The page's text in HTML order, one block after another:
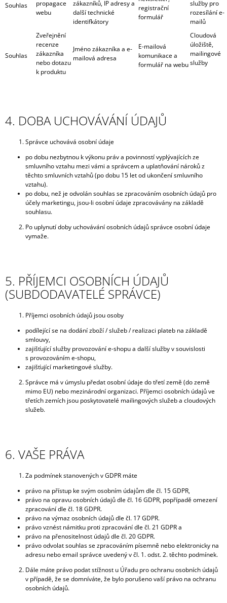
Souhlas
propagace
webu
zákazníků, IP adresy a
další technické
identifkátory
registrační
formulář
služby pro
rozesílání e-
mailů
Souhlas
Zveřejnění
recenze
zákazníka
nebo dotazu
k produktu
Jméno zákazníka a e-
mailová adresa
E-mailová
komunikace a
formulář na webu
Cloudová
úložiště,
mailingové
služby
4. DOBA UCHOVÁVÁNÍ ÚDAJŮ
Správce uchovává osobní údaje
po dobu nezbytnou k výkonu práv a povinností vyplývajících ze
smluvního vztahu mezi vámi a správcem a uplatňování nároků z
těchto smluvních vztahů (po dobu 15 let od ukončení smluvního
vztahu).
po dobu, než je odvolán souhlas se zpracováním osobních údajů pro
účely marketingu, jsou-li osobní údaje zpracovávány na základě
souhlasu.
Po uplynutí doby uchovávání osobních údajů správce osobní údaje
vymaže.
5. PŘÍJEMCI OSOBNÍCH ÚDAJŮ
(SUBDODAVATELÉ SPRÁVCE)
Příjemci osobních údajů jsou osoby
podílející se na dodání zboží / služeb / realizaci plateb na základě
smlouvy,
zajišťující služby provozování e-shopu a další služby v souvislosti
s provozováním e-shopu,
zajišťující marketingové služby.
Správce má v úmyslu předat osobní údaje do třetí země (do země
mimo EU) nebo mezinárodní organizaci. Příjemci osobních údajů ve
třetích zemích jsou poskytovatelé mailingových služeb a cloudových
služeb.
6. VAŠE PRÁVA
Za podmínek stanovených v GDPR máte
právo na přístup ke svým osobním údajům dle čl. 15 GDPR,
právo na opravu osobních údajů dle čl. 16 GDPR, popřípadě omezení
zpracování dle čl. 18 GDPR.
právo na výmaz osobních údajů dle čl. 17 GDPR.
právo vznést námitku proti zpracování dle čl. 21 GDPR a
právo na přenositelnost údajů dle čl. 20 GDPR.
právo odvolat souhlas se zpracováním písemně nebo elektronicky na
adresu nebo email správce uvedený v čl. 1. odst. 2. těchto podmínek.
Dále máte právo podat stížnost u Úřadu pro ochranu osobních údajů
v případě, že se domníváte, že bylo porušeno vaší právo na ochranu
osobních údajů.